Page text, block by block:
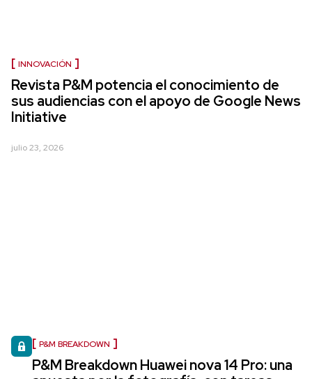
INNOVACIÓN
Revista P&M potencia el conocimiento de
sus audiencias con el apoyo de Google News
Initiative
julio 23, 2026
P&M BREAKDOWN
P&M Breakdown Huawei nova 14 Pro: una